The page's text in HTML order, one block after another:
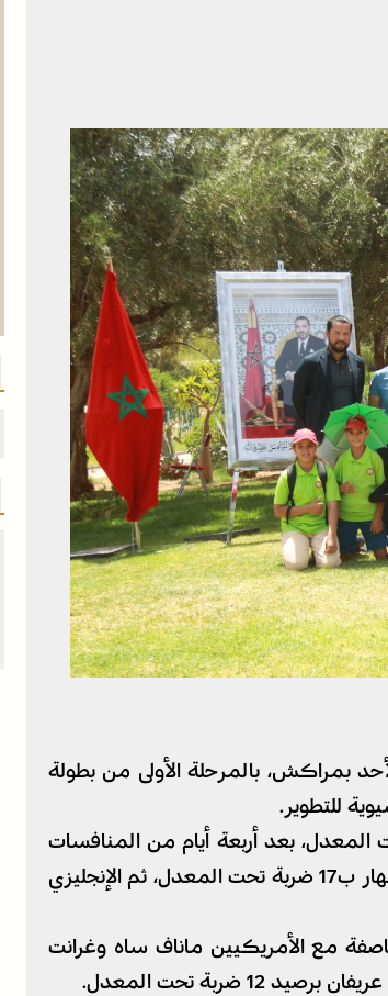
بمراكش، بالمرحلة الأولى من بطولة
الشاب المركز الأول ب18 ضربة تحت المعدل، بعد أربعة أيام من المنافسات
القوية بنادي الغولف سمانة، متبوعا بالهندي كرانديب كوشهار ب17 ضربة تحت المعدل، ثم الإنجليزي
المغربي الشاب أيوب لغيراتي في المرتبة 13 مناصفة مع الأمريكيين ماناف ساه وغرانت
تحت المعدل.